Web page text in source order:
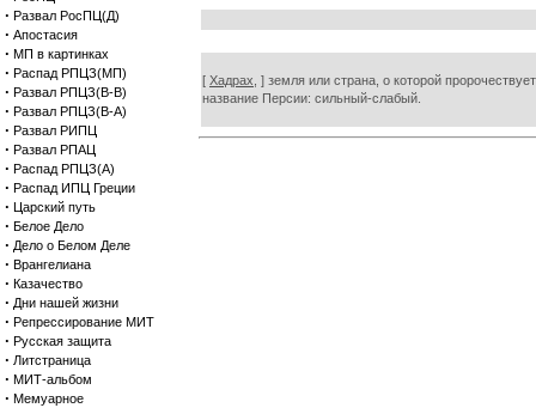
· Развал РосПЦ(Д)
· Апостасия
· МП в картинках
· Распад РПЦЗ(МП)
· Развал РПЦЗ(В-В)
· Развал РПЦЗ(В-А)
· Развал РИПЦ
· Развал РПАЦ
· Распад РПЦЗ(А)
· Распад ИПЦ Греции
· Царский путь
· Белое Дело
· Дело о Белом Деле
· Врангелиана
· Казачество
· Дни нашей жизни
· Репрессирование МИТ
· Русская защита
· Литстраница
· МИТ-альбом
· Мемуарное
[ Хадрах, ] земля или страна, о которой
название Персии: сильный-слабый.